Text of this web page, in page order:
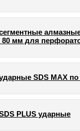
мм для
SDS MAX по
PLUS ударные